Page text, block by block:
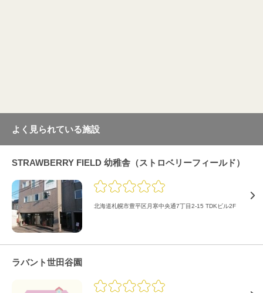
よく見られている施設
STRAWBERRY FIELD 幼稚舎（ストロベリーフィールド）
北海道札幌市豊平区月寒中央通7丁目2-15 TDKビル2F
ラバント世田谷園